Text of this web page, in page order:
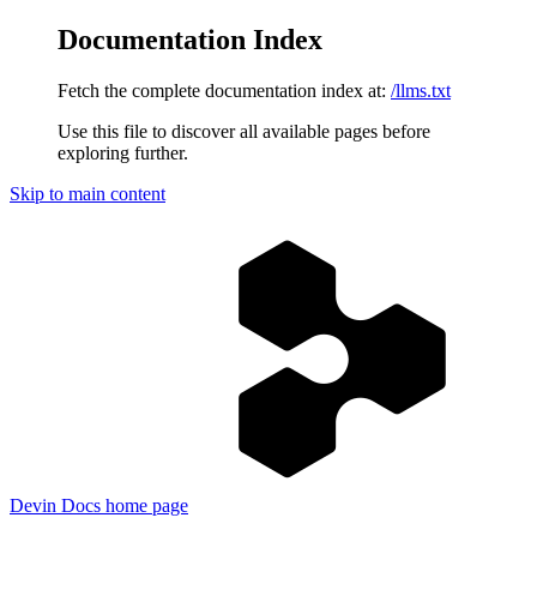
Documentation Index
Fetch the complete documentation index at: /llms.txt
Use this file to discover all available pages before
exploring further.
Skip to main content
Devin Docs home page